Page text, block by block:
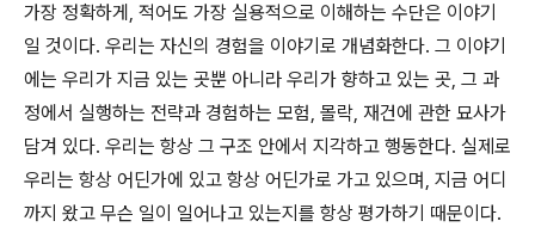
가장 정확하게, 적어도 가장 실용적으로 이해하는 수단은 이야기
일 것이다. 우리는 자신의 경험을 이야기로 개념화한다. 그 이야기
에는 우리가 지금 있는 곳뿐 아니라 우리가 향하고 있는 곳, 그 과
정에서 실행하는 전략과 경험하는 모험, 몰락, 재건에 관한 묘사가
담겨 있다. 우리는 항상 그 구조 안에서 지각하고 행동한다. 실제로
우리는 항상 어딘가에 있고 항상 어딘가로 가고 있으며, 지금 어디
까지 왔고 무슨 일이 일어나고 있는지를 항상 평가하기 때문이다.